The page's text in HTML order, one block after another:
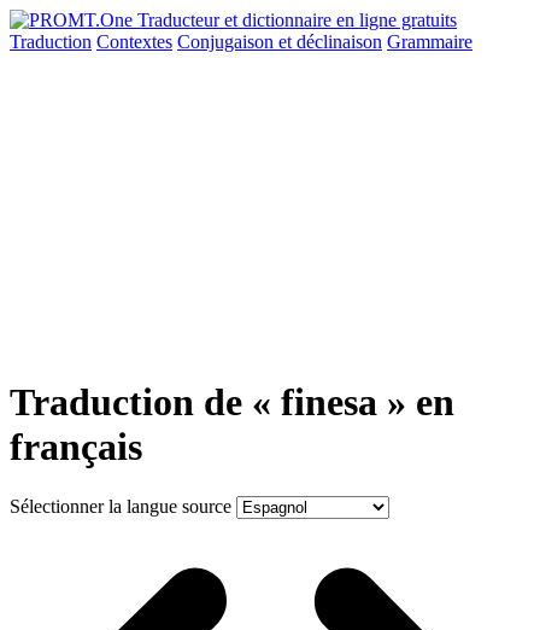
Traduction Contextes Conjugaison et déclinaison Grammaire
Traduction de « finesa » en
français
Sélectionner la langue source